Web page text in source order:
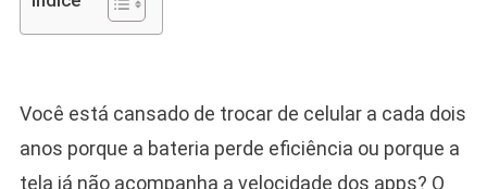
Você está cansado de trocar de celular a cada dois
anos porque a bateria perde eficiência ou porque a
tela já não acompanha a velocidade dos apps? O